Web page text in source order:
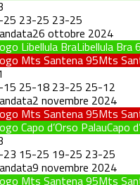
-25 23-25 23-25
26 ottobre 2024
Libellula Bra6
Mts
-15 25-18 23-25 25-12
2 novembre 2024
Mts
Capo
-23 15-25 19-25 23-25
9 novembre 2024
Mts